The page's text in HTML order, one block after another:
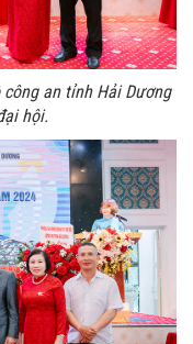
an tỉnh Hải Dương
hội.